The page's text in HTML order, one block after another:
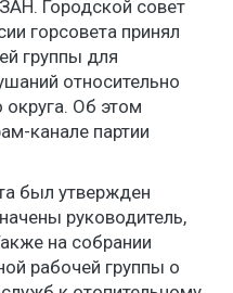
Городской совет
горсовета принял
группы для
относительно
округа. Об этом
канале партии
был утвержден
руководитель,
на собрании
рабочей группы о